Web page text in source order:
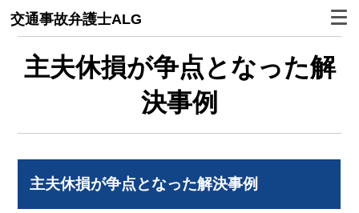
交通事故弁護士ALG
主夫休損が争点となった解
決事例
主夫休損が争点となった解決事例